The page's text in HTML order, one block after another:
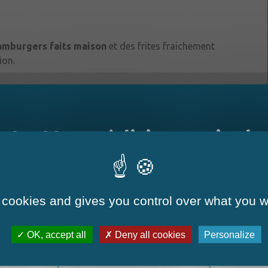
faits maison et des frites fraichement
soirs dès 18h sur la place de l’abbaye. Les
passées par téléphone.
privatifs le week-end
Le Mag - édition estivale
La nouvelle édition du Mag est arrivée!
and gives you control over what you
OK, accept all Deny all cookies Personalize